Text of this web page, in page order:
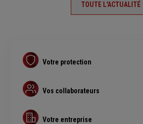
TOUTE L'ACTUALITÉ
Votre protection
Assurance prévoyance
Complémentaire santé pro
Assurance copropriété
Vos collaborateurs
Guide Complémentaire santé collective
Votre entreprise